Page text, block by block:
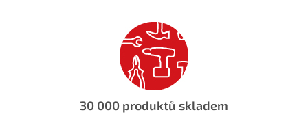
p
r
v
k
y
ý
p
30 000 produktů skladem